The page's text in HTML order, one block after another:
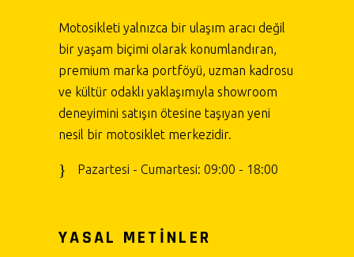
Motosikleti yalnızca bir ulaşım aracı değil
bir yaşam biçimi olarak konumlandıran,
premium marka portföyü, uzman kadrosu
ve kültür odaklı yaklaşımıyla showroom
deneyimini satışın ötesine taşıyan yeni
nesil bir motosiklet merkezidir.
Pazartesi - Cumartesi: 09:00 - 18:00
YASAL METİNLER